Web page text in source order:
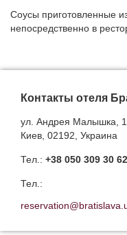
Соусы приготовленные
непосредственно в
Контакты отеля
ул. Андрея Малышка,
Киев, 02192, Украина
Тел.: +38 050 309 30 62
Тел.: